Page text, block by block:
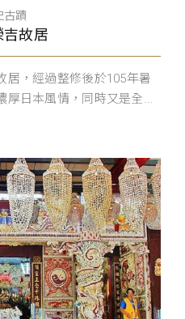
古蹟
吉故居
居，經過整修後於105年暑
厚日本風情，同時又是全...